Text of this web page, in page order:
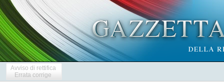
Avviso di rettifica
Errata corrige